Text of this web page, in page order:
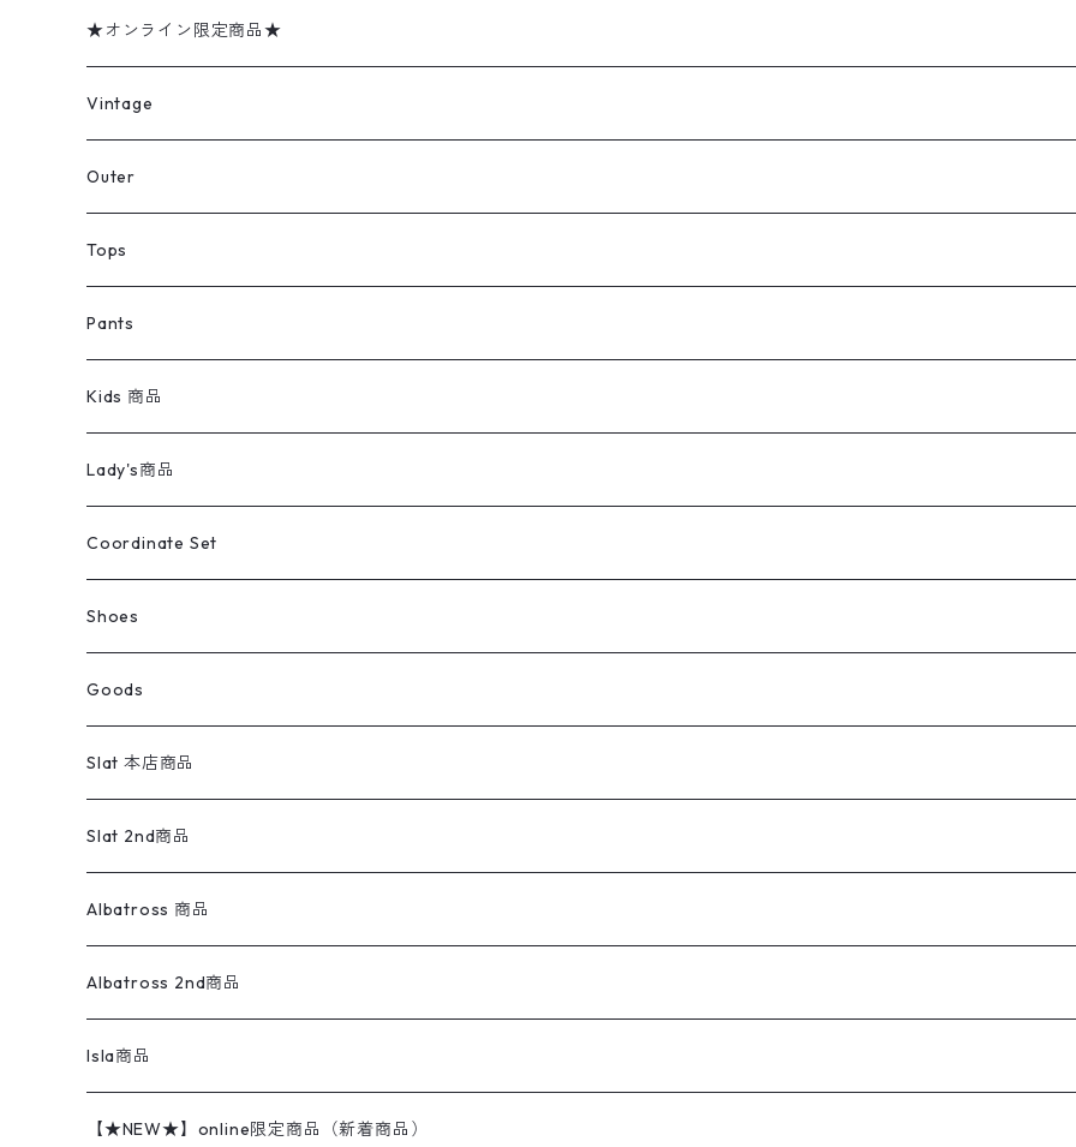
★オンライン限定商品★
ミリタリーデッドストック
アウター
デニムジャケット
ミリタリージャケット
コート
ナイロンジャケット
レザー
テーラードジャケット
トップス
半袖シャツ
長袖シャツ
セーター・カーディガン
パンツ
デニムパンツ
ミリタリーパンツ
スラックス
オーバーオール・つなぎ
レディース
アウター
トップス
キッズ
アウター
トップス
ライフスタイル雑貨
ラグ・ブランケット
ブランド
ラルフローレン
リーバイス
カーハート
Vintage
Jacket
Tee
Sweat Shirts
REVERSE WEAVE
Pants
Shirts
Ladies
Sweater
Goods
Military
Outer
コート
デニムジャケット
ミリタリージャケット
スウィングトップ
アウトドアナイロンジャケット
スポーツナイロンジャケット
ワークジャケット
テーラードジャケット
ウールジャケット
ダウンジャケット
レザージャケット
Otherジャケット
Tops
Tシャツ
長袖シャツ
ブランドシャツ
ストライプシャツ
柄シャツ
ワークシャツ
半袖シャツ
ポロシャツ
スウェット・パーカ
プリントスウェット
ロゴスウェット
ベスト
セーター・カーディガン
アランセーター
ウールセーター
フリース
Pants
デニムパンツ
501,505
バギーズデニム
ミリタリーパンツ
チノパンツ
イージーパンツ
スラックス
ワークパンツ
コーデュロイパンツ
オーバーオール・つなぎ
ショーツ
Otherパンツ
Kids 商品
Vintage
Tops
Pants
Tops
Pants
Lady's商品
Tシャツ
ブラウス／シャツ／デザイントップス
長袖
半袖
ベスト／キャミソール
スウェット
ニット
ジャケット
スカート
パンツ(w30以下)
ワンピース
Coordinate Set
Shoes
22cm以下
22.5cm
23cm
23.5cm
24cm
24.5cm
25cm
Goods
バンダナ
Slat 本店商品
Outer
Tee
Shirts
S/S Shirts
L/S Shirts
Sweat Shirts
REVERSE WEAVE
Sweater
Slat 2nd商品
アウター
ハンティングジャケット
アウトドアジャケット
長袖シャツ
アウトドアシャツ
ブランドシャツ
半袖シャツ
アウトドアシャツ
スウェット シャツ
Albatross 商品
Vintage sweater
Outer
Sailing Jacket
Other Tops
Albatross 2nd商品
70sアイテム
Marlboro
Isla商品
2点セットコーデ
【★NEW★】online限定商品（新着商品）